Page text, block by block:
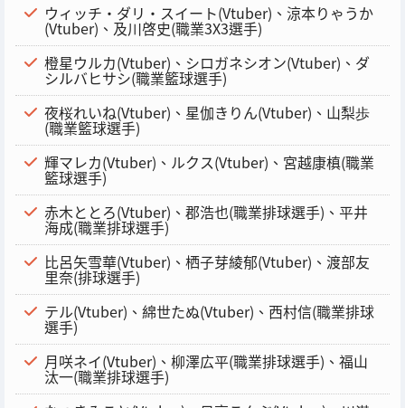
ウィッチ・ダリ・スイート(Vtuber)、涼本りゃうか
(Vtuber)、及川啓史(職業3X3選手)
橙星ウルカ(Vtuber)、シロガネシオン(Vtuber)、ダ
シルバヒサシ(職業籃球選手)
夜桜れいね(Vtuber)、星伽きりん(Vtuber)、山梨歩
(職業籃球選手)
輝マレカ(Vtuber)、ルクス(Vtuber)、宮越康槙(職業
籃球選手)
赤木ととろ(Vtuber)、郡浩也(職業排球選手)、平井
海成(職業排球選手)
比呂矢雪華(Vtuber)、栖子芽綾郁(Vtuber)、渡部友
里奈(排球選手)
テル(Vtuber)、綿世たぬ(Vtuber)、西村信(職業排球
選手)
月咲ネイ(Vtuber)、柳澤広平(職業排球選手)、福山
汰一(職業排球選手)